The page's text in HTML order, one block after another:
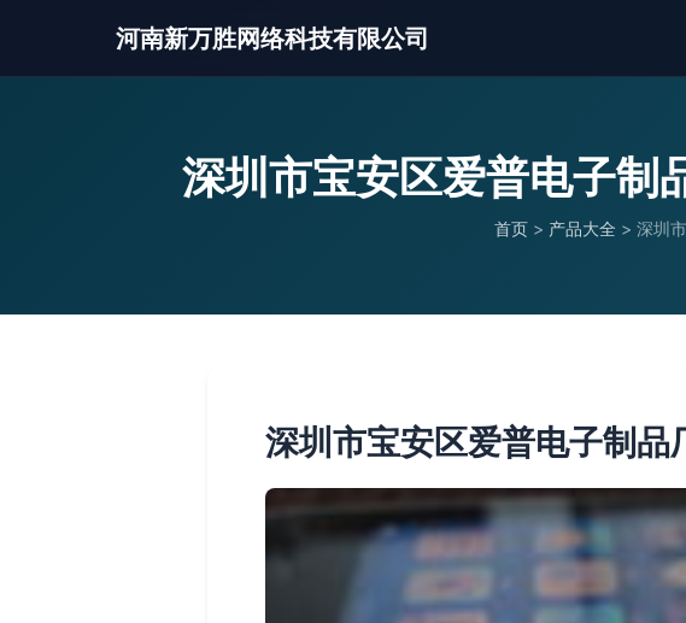
河南新万胜网络科技有限公司
深圳市宝安区爱普电子制
首页 > 产品大全 > 深圳
深圳市宝安区爱普电子制品